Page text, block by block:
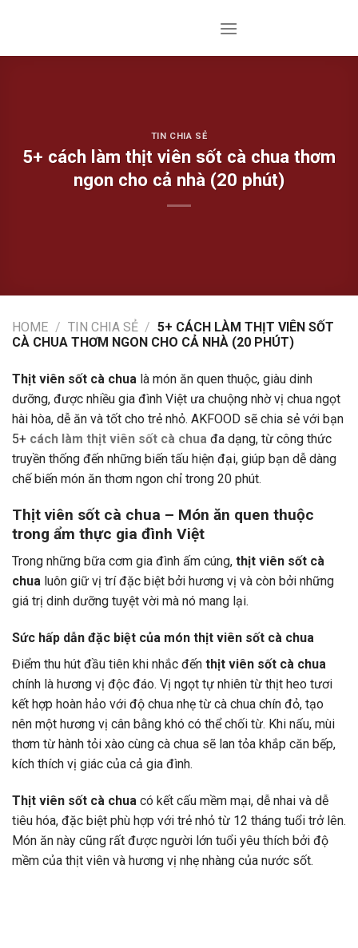
TIN CHIA SẺ
5+ cách làm thịt viên sốt cà chua thơm
ngon cho cả nhà (20 phút)
HOME / TIN CHIA SẺ / 5+ CÁCH LÀM THỊT VIÊN SỐT
CÀ CHUA THƠM NGON CHO CẢ NHÀ (20 PHÚT)
Thịt viên sốt cà chua là món ăn quen thuộc, giàu dinh
dưỡng, được nhiều gia đình Việt ưa chuộng nhờ vị chua ngọt
hài hòa, dễ ăn và tốt cho trẻ nhỏ. AKFOOD sẽ chia sẻ với bạn
5+ cách làm thịt viên sốt cà chua đa dạng, từ công thức
truyền thống đến những biến tấu hiện đại, giúp bạn dễ dàng
chế biến món ăn thơm ngon chỉ trong 20 phút.
Thịt viên sốt cà chua – Món ăn quen thuộc
trong ẩm thực gia đình Việt
Trong những bữa cơm gia đình ấm cúng, thịt viên sốt cà
chua luôn giữ vị trí đặc biệt bởi hương vị và còn bởi những
giá trị dinh dưỡng tuyệt vời mà nó mang lại.
Sức hấp dẫn đặc biệt của món thịt viên sốt cà chua
Điểm thu hút đầu tiên khi nhắc đến thịt viên sốt cà chua
chính là hương vị độc đáo. Vị ngọt tự nhiên từ thịt heo tươi
kết hợp hoàn hảo với độ chua nhẹ từ cà chua chín đỏ, tạo
nên một hương vị cân bằng khó có thể chối từ. Khi nấu, mùi
thơm từ hành tỏi xào cùng cà chua sẽ lan tỏa khắp căn bếp,
kích thích vị giác của cả gia đình.
Thịt viên sốt cà chua có kết cấu mềm mại, dễ nhai và dễ
tiêu hóa, đặc biệt phù hợp với trẻ nhỏ từ 12 tháng tuổi trở lên.
Món ăn này cũng rất được người lớn tuổi yêu thích bởi độ
mềm của thịt viên và hương vị nhẹ nhàng của nước sốt.